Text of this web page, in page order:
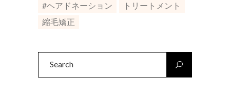
#ヘアドネーション
トリートメント
縮毛矯正